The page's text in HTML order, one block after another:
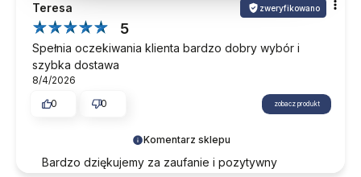
Komentarz sklepu
Bardzo dziękujemy za zaufanie i pozytywny
Teresa zweryfikowano
5
Spełnia oczekiwania klienta bardzo dobry wybór i
szybka dostawa
8/4/2026
0
0 zobacz produkt